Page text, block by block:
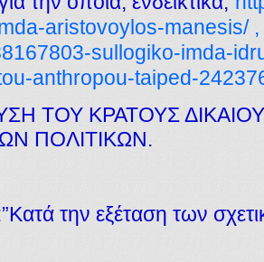
aristovoylos-manesis/,
sullogiko-imda-
anthropou-taiped-
ΤΟΥ ΚΡΑΤΟΥΣ
ΠΟΛΙΤΙΚΩΝ.
την εξέταση των